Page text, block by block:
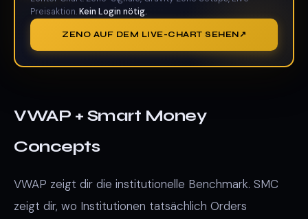
Preisaktion.Kein Login nötig.
ZENO AUF DEM LIVE-CHART SEHEN
VWAP + Smart Money
Concepts
VWAP zeigt dir die institutionelle Benchmark. SMC
zeigt dir, wo Institutionen tatsächlich Orders